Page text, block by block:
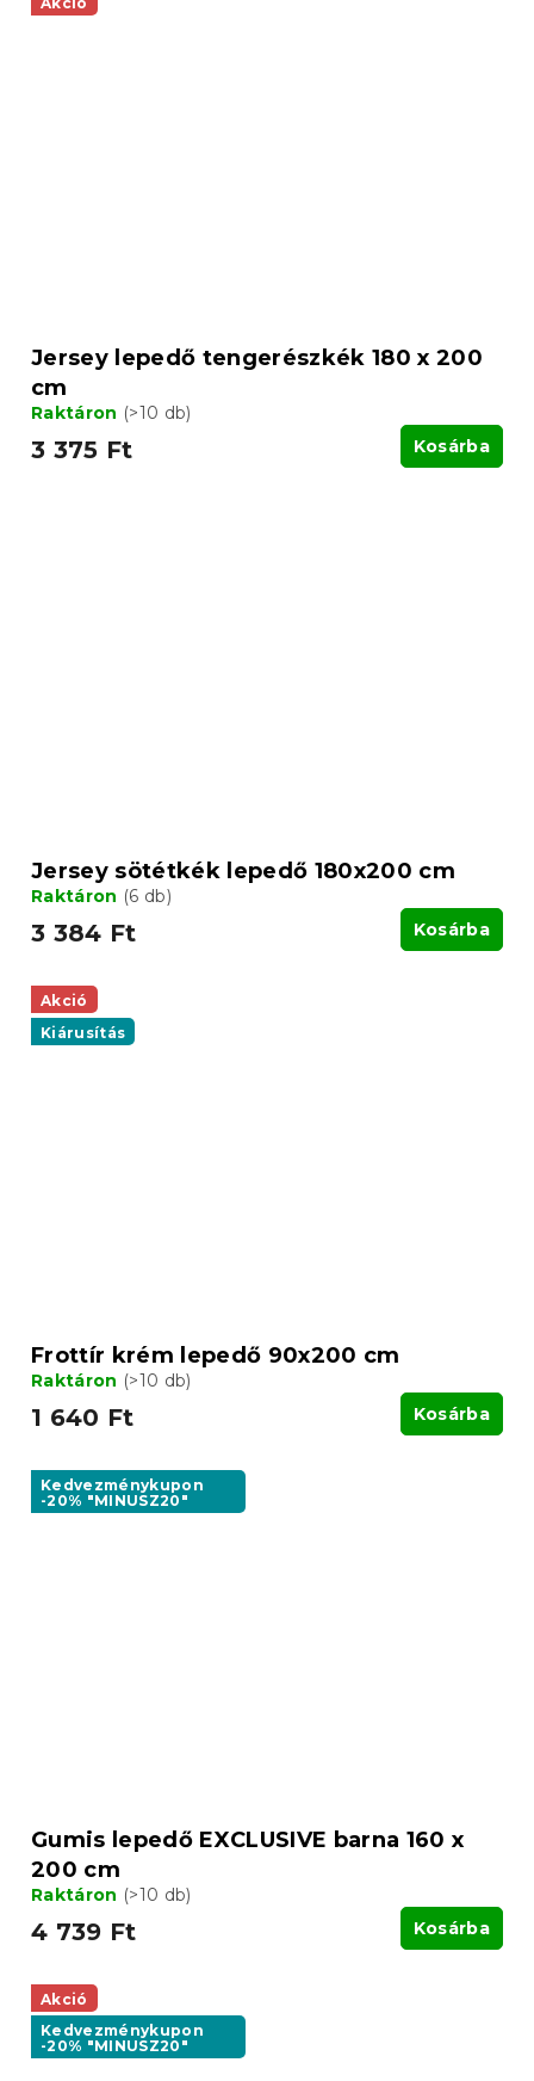
Jersey lepedő tengerészkék 180 x 200
cm
Raktáron (>10 db)
3 375 Ft Kosárba
Jersey sötétkék lepedő 180x200 cm
Raktáron (6 db)
3 384 Ft Kosárba
Akció
Kiárusítás
Frottír krém lepedő 90x200 cm
Raktáron (>10 db)
1 640 Ft Kosárba
Kedvezménykupon
-20% "MINUSZ20"
Gumis lepedő EXCLUSIVE barna 160 x
200 cm
Raktáron (>10 db)
4 739 Ft Kosárba
Akció
Kedvezménykupon
-20% "MINUSZ20"